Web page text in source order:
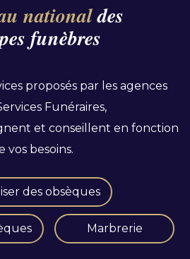
nationaldes
funèbres
proposés par les agences
Funéraires,
et conseillent en fonction
vos besoins.
des obsèques
Marbrerie